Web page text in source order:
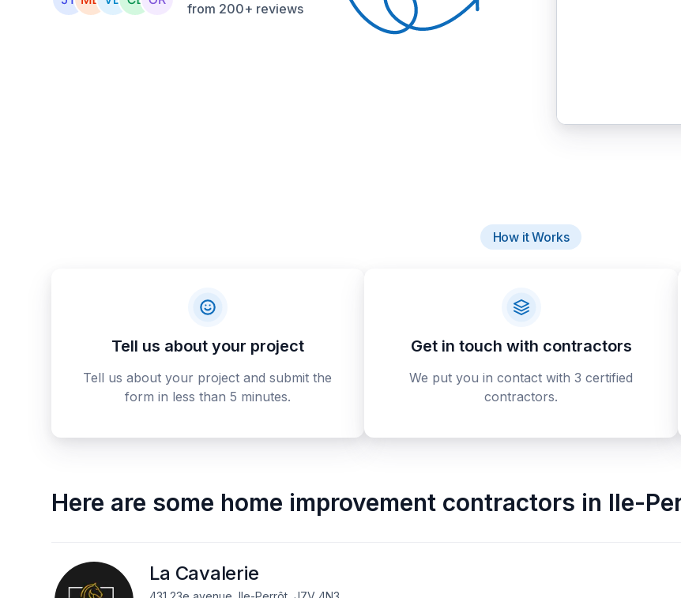
from 200+ reviews
How it Works
Tell us about your project
Tell us about your project and submit the
form in less than 5 minutes.
Get in touch with contractors
We put you in contact with 3 certified
contractors.
Here are some home improvement contractors in Ile-
La Cavalerie